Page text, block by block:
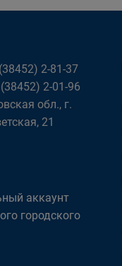
2-81-37
2-01-96
обл., г.
21
аккаунт
городского